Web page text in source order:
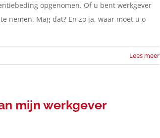
opgenomen. Of u bent werkgever
nemen. Mag dat? En zo ja, waar moet u o
Lees meer
mijn werkgever